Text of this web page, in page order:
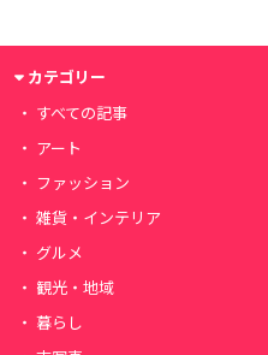
カテゴリー
すべての記事
アート
ファッション
雑貨・インテリア
グルメ
観光・地域
暮らし